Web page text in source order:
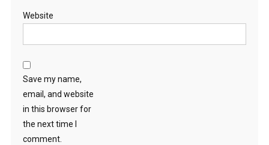
Website
Save my name,
email, and website
in this browser for
the next time I
comment.